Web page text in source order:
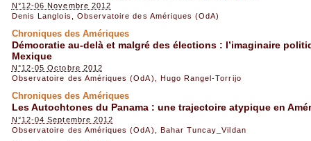
N°12-06 Novembre 2012
Denis Langlois
Observatoire des Amériques (OdA)
Chroniques des Amériques
Démocratie au-delà et malgré des élections : l’imaginaire
Mexique
N°12-05 Octobre 2012
Observatoire des Amériques (OdA) , Hugo Rangel-Torrijo
Chroniques des Amériques
Les Autochtones du Panama : une trajectoire atypique en
N°12-04 Septembre 2012
Observatoire des Amériques (OdA)
Bahar Tuncay_Vildan